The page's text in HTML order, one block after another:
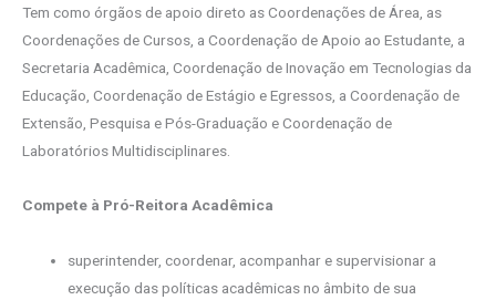
Tem como órgãos de apoio direto as Coordenações de Área, as
Coordenações de Cursos, a Coordenação de Apoio ao Estudante, a
Secretaria Acadêmica, Coordenação de Inovação em Tecnologias da
Educação, Coordenação de Estágio e Egressos, a Coordenação de
Extensão, Pesquisa e Pós-Graduação e Coordenação de
Laboratórios Multidisciplinares.
Compete à Pró-Reitora Acadêmica
superintender, coordenar, acompanhar e supervisionar a
execução das políticas acadêmicas no âmbito de sua